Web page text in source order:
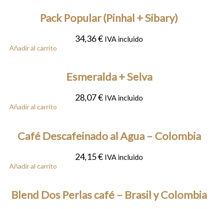
Pack Popular (Pinhal + Sibary)
34,36€ IVA incluido
Añadir al carrito
Esmeralda + Selva
28,07€ IVA incluido
Añadir al carrito
Café Descafeinado al Agua – Colombia
24,15€ IVA incluido
Añadir al carrito
Blend Dos Perlas café – Brasil y Colombia